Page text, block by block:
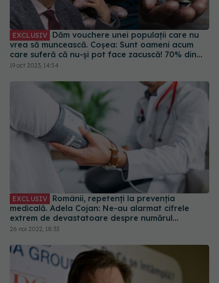
vrea să muncească. Coșea: Sunt oameni acum
care suferă că nu-și pot face zacuscă! 70% din
populația României este în pericol de sărăcie
cronică, oficial!
19 oct 2023, 14:54
Românii, repetenți la prevenția
medicală. Adela Cojan: Ne-au alarmat cifrele
extrem de devastatoare despre numărul
deceselor evitabile